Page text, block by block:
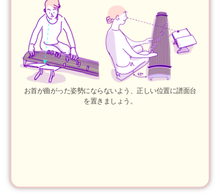
お首が曲がった姿勢にならないよう、正しい位置に譜面台
を置きましょう。